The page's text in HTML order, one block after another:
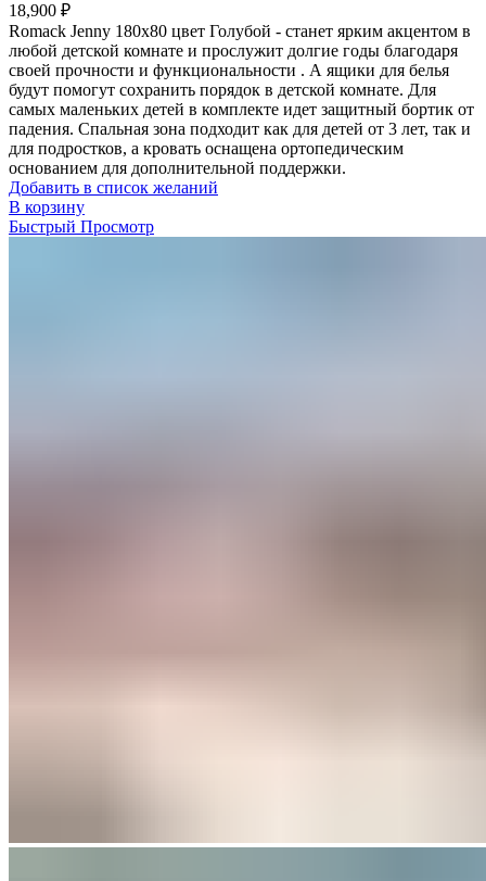
18,900 ₽
Romack Jenny 180х80 цвет Голубой - станет ярким акцентом в
любой детской комнате и прослужит долгие годы благодаря
своей прочности и функциональности . А ящики для белья
будут помогут сохранить порядок в детской комнате. Для
самых маленьких детей в комплекте идет защитный бортик от
падения. Спальная зона подходит как для детей от 3 лет, так и
для подростков, а кровать оснащена ортопедическим
основанием для дополнительной поддержки.
Добавить в список желаний
В корзину
Быстрый Просмотр